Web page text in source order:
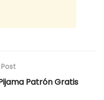
Patrón Gratis